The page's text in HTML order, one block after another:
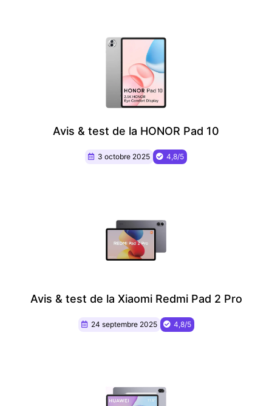
Avis & test de la HONOR Pad 10
3 octobre 2025 4,8/5
Avis & test de la Xiaomi Redmi Pad 2 Pro
24 septembre 2025 4,8/5